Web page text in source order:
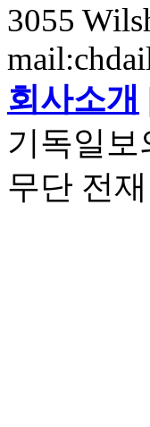
3055
회사소개
기독일보
무단 전